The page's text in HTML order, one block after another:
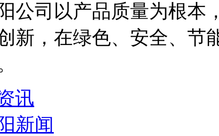
公司以产品质量为根本
新，在绿色、安全、节
讯
新闻